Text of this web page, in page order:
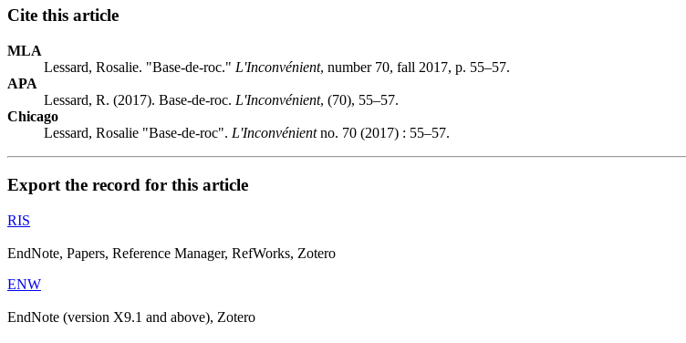
Cite this article
MLA
Lessard, Rosalie. "Base-de-roc." L'Inconvénient, number 70, fall 2017, p. 55–57.
APA
Lessard, R. (2017). Base-de-roc. L'Inconvénient, (70), 55–57.
Chicago
Lessard, Rosalie "Base-de-roc". L'Inconvénientno. 70 (2017) : 55–57.
Export the record for this article
RIS
EndNote, Papers, Reference Manager, RefWorks, Zotero
ENW
EndNote (version X9.1 and above), Zotero